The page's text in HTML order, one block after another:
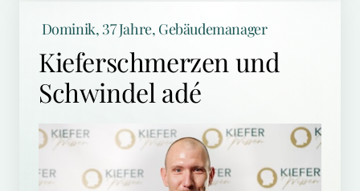
Dominik, 37 Jahre, Gebäudemanager
Kieferschmerzen und
Schwindel adé